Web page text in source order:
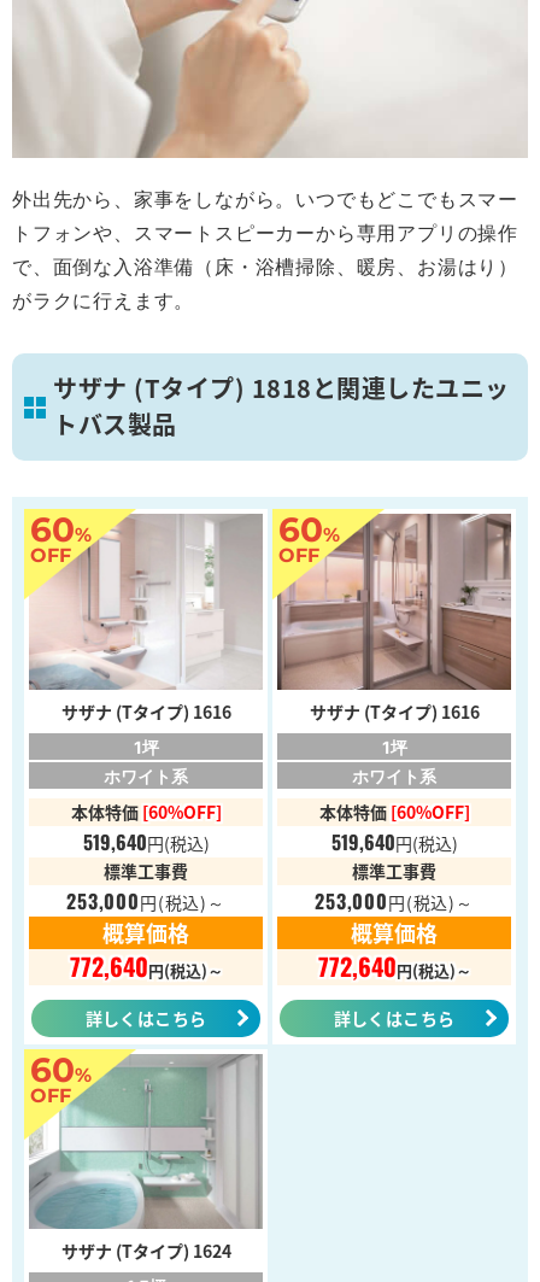
外出先から、家事をしながら。いつでもどこでもスマー
トフォンや、スマートスピーカーから専用アプリの操作
で、面倒な入浴準備（床・浴槽掃除、暖房、お湯はり）
がラクに行えます。
サザナ (Tタイプ) 1818と関連したユニッ
トバス製品
60%
OFF
サザナ (Tタイプ) 1616
1坪
ホワイト系
本体特価 [60%OFF]
519,640円(税込)
標準工事費
253,000円(税込)～
概算価格
772,640円(税込)～
詳しくはこちら
60%
OFF
サザナ (Tタイプ) 1616
1坪
ホワイト系
本体特価 [60%OFF]
519,640円(税込)
標準工事費
253,000円(税込)～
概算価格
772,640円(税込)～
詳しくはこちら
60%
OFF
サザナ (Tタイプ) 1624